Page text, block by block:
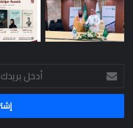
أدخل
بريدك
الإلكتروني